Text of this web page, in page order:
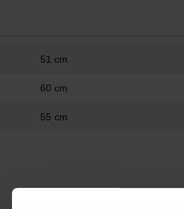
51 cm
60 cm
55 cm